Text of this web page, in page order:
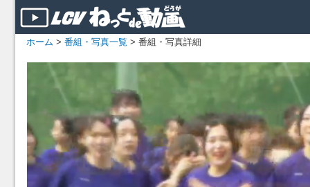
ホーム > 番組・写真一覧 > 番組・写真詳細